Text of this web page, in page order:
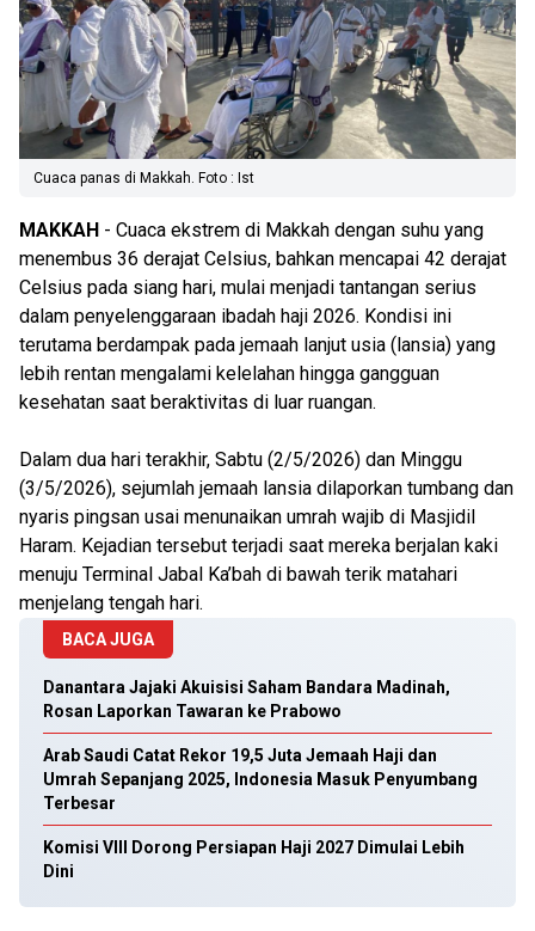
Cuaca panas di Makkah. Foto : Ist
MAKKAH - Cuaca ekstrem di Makkah dengan suhu yang
menembus 36 derajat Celsius, bahkan mencapai 42 derajat
Celsius pada siang hari, mulai menjadi tantangan serius
dalam penyelenggaraan ibadah haji 2026. Kondisi ini
terutama berdampak pada jemaah lanjut usia (lansia) yang
lebih rentan mengalami kelelahan hingga gangguan
kesehatan saat beraktivitas di luar ruangan.
Dalam dua hari terakhir, Sabtu (2/5/2026) dan Minggu
(3/5/2026), sejumlah jemaah lansia dilaporkan tumbang dan
nyaris pingsan usai menunaikan umrah wajib di Masjidil
Haram. Kejadian tersebut terjadi saat mereka berjalan kaki
menuju Terminal Jabal Ka’bah di bawah terik matahari
menjelang tengah hari.
BACA JUGA
Danantara Jajaki Akuisisi Saham Bandara Madinah,
Rosan Laporkan Tawaran ke Prabowo
Arab Saudi Catat Rekor 19,5 Juta Jemaah Haji dan
Umrah Sepanjang 2025, Indonesia Masuk Penyumbang
Terbesar
Komisi VIII Dorong Persiapan Haji 2027 Dimulai Lebih
Dini